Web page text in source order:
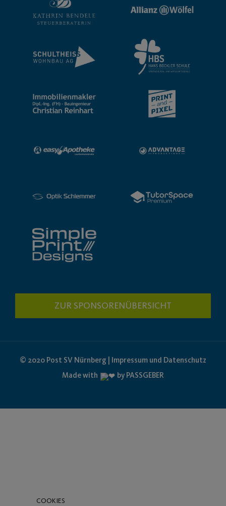
ZUR SPONSORENÜBERSICHT
© 2020 Post SV Nürnberg | Impressum und Datenschutz
Made with
by PASSGEBER
COOKIES